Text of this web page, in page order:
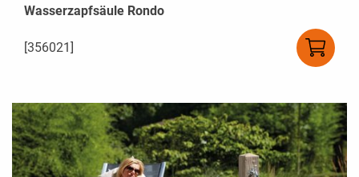
Wasserzapfsäule Rondo
[356021]